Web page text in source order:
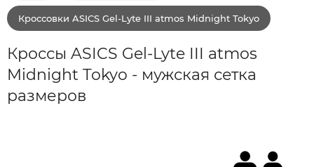
Кроссовки ASICS Gel-Lyte III atmos Midnight Tokyo
Кроссы ASICS Gel-Lyte III atmos
Midnight Tokyo - мужская сетка
размеров